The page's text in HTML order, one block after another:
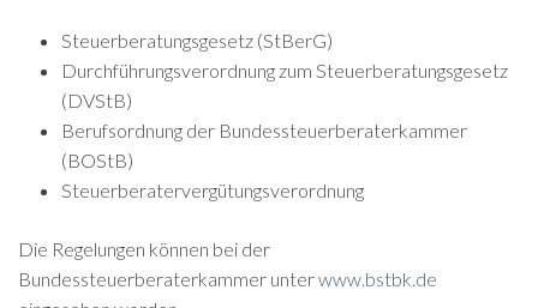
Steuerberatungsgesetz (StBerG)
Durchführungsverordnung zum Steuerberatungsgesetz
(DVStB)
Berufsordnung der Bundessteuerberaterkammer
(BOStB)
Steuerberatervergütungsverordnung
Die Regelungen können bei der
Bundessteuerberaterkammer unterwww.bstbk.de